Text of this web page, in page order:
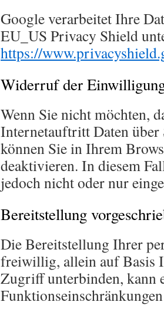
Google verarbeitet Ihre
EU_US Privacy Shield
https://
Widerruf der
Wenn Sie nicht möchten,
Internetauftritt Daten über
können Sie in Ihrem
deaktivieren. In diesem
jedoch nicht oder nur
Bereitstellung
Die Bereitstellung Ihrer
freiwillig, allein auf Basis
Zugriff unterbinden, kann